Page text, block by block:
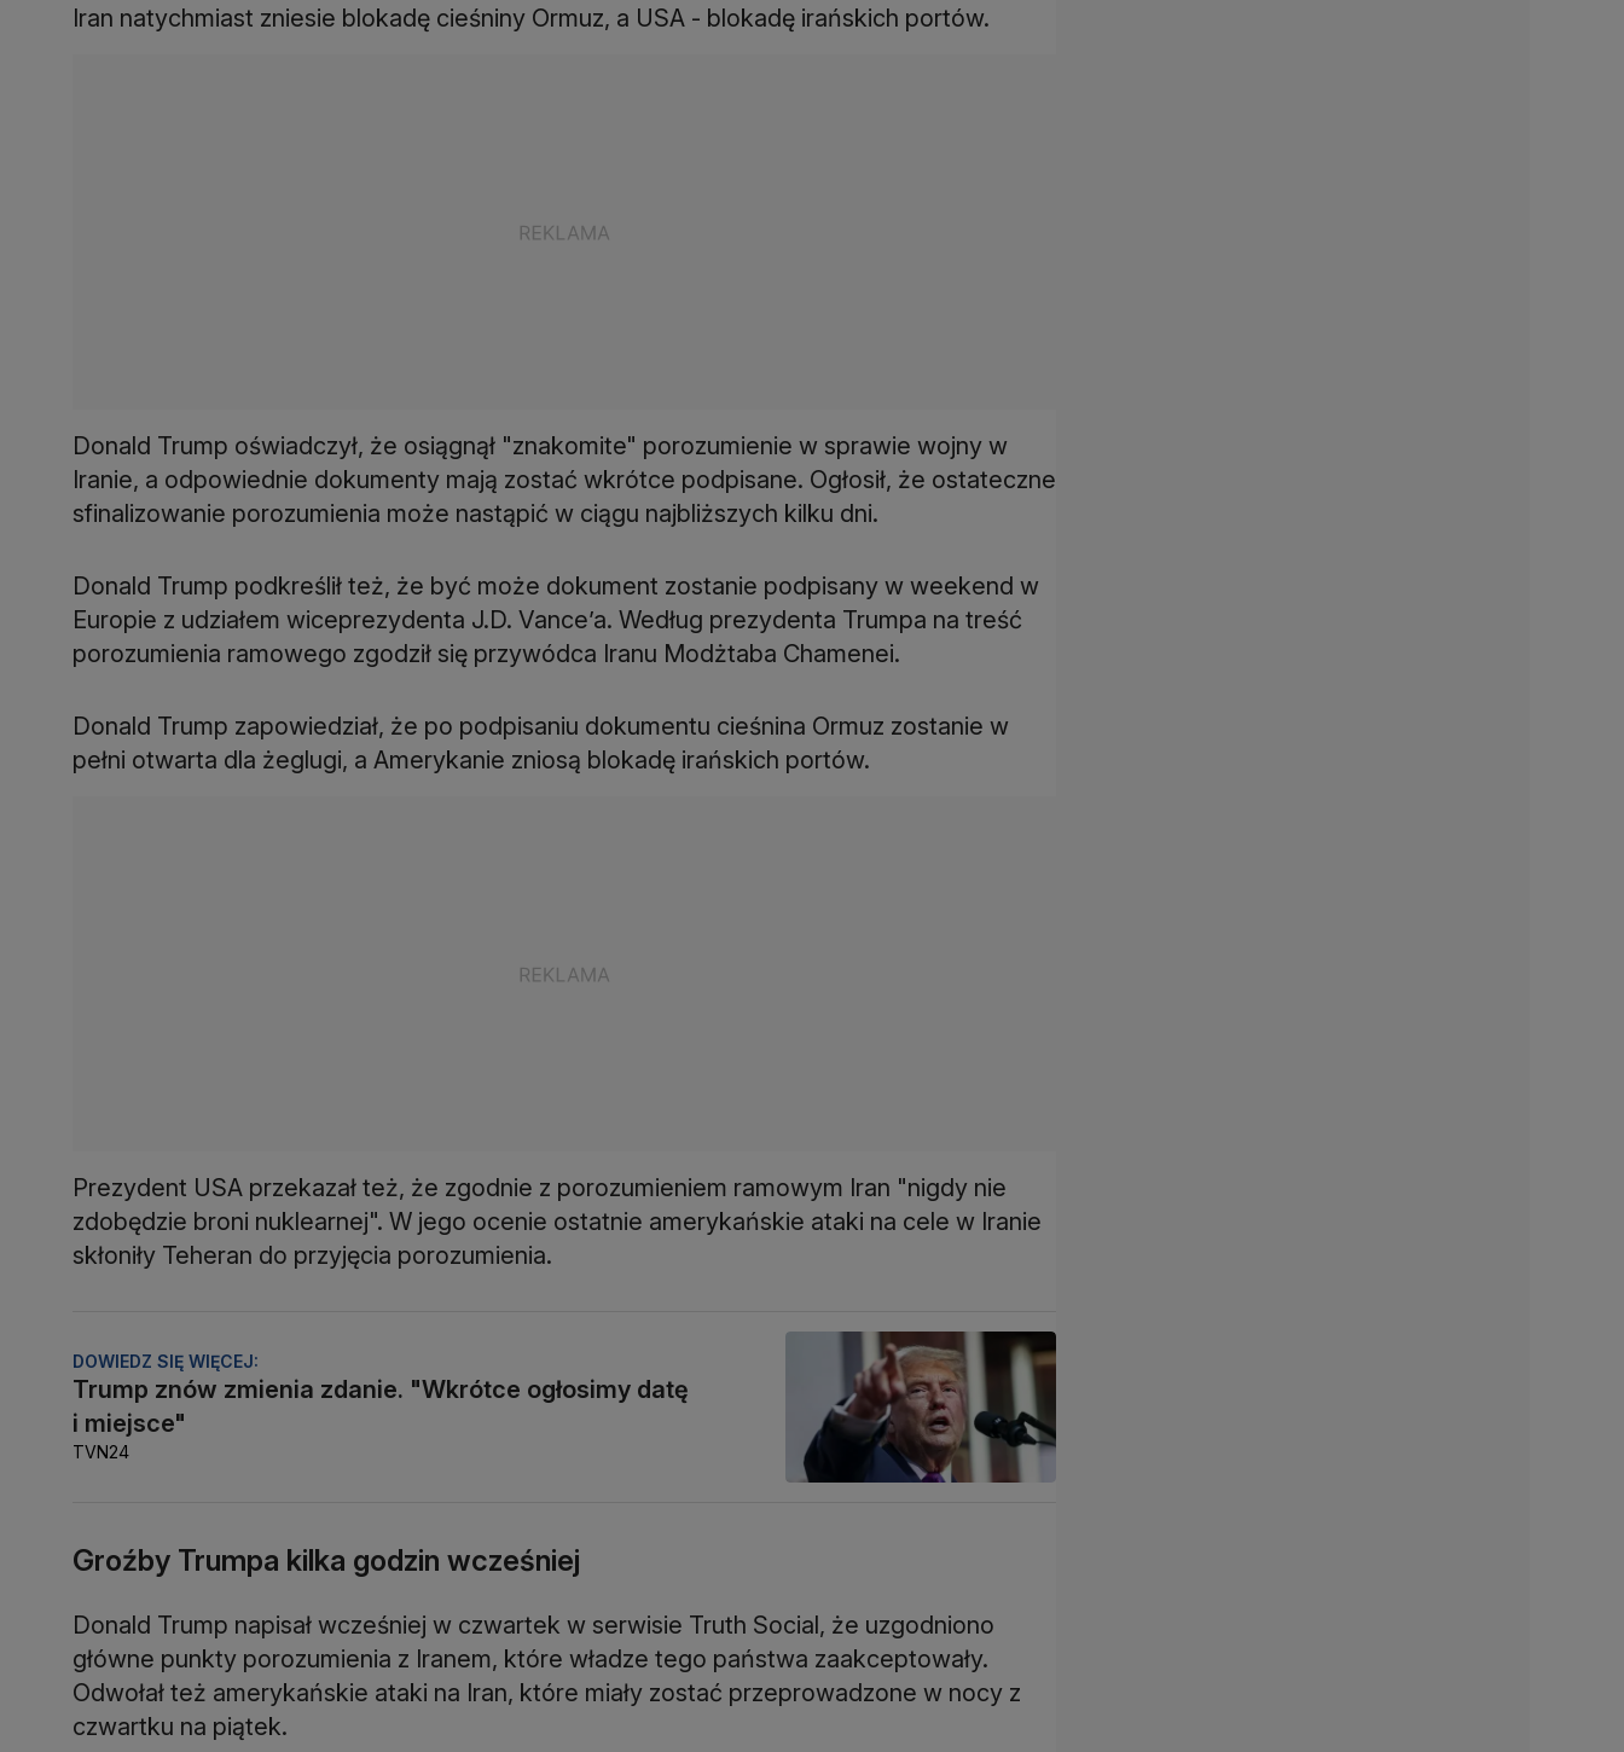
Iran natychmiast zniesie blokadę cieśniny Ormuz, a USA - blokadę irańskich portów.
Donald Trump oświadczył, że osiągnął "znakomite" porozumienie w sprawie wojny w
Iranie, a odpowiednie dokumenty mają zostać wkrótce podpisane. Ogłosił, że ostateczne
sfinalizowanie porozumienia może nastąpić w ciągu najbliższych kilku dni.
Donald Trump podkreślił też, że być może dokument zostanie podpisany w weekend w
Europie z udziałem wiceprezydenta J.D. Vance’a. Według prezydenta Trumpa na treść
porozumienia ramowego zgodził się przywódca Iranu Modżtaba Chamenei.
Donald Trump zapowiedział, że po podpisaniu dokumentu cieśnina Ormuz zostanie w
pełni otwarta dla żeglugi, a Amerykanie zniosą blokadę irańskich portów.
Prezydent USA przekazał też, że zgodnie z porozumieniem ramowym Iran "nigdy nie
zdobędzie broni nuklearnej". W jego ocenie ostatnie amerykańskie ataki na cele w Iranie
skłoniły Teheran do przyjęcia porozumienia.
DOWIEDZ SIĘ WIĘCEJ:
Trump znów zmienia zdanie. "Wkrótce ogłosimy datę
i miejsce"
TVN24
Groźby Trumpa kilka godzin wcześniej
Donald Trump napisał wcześniej w czwartek w serwisie Truth Social, że uzgodniono
główne punkty porozumienia z Iranem, które władze tego państwa zaakceptowały.
Odwołał też amerykańskie ataki na Iran, które miały zostać przeprowadzone w nocy z
czwartku na piątek.